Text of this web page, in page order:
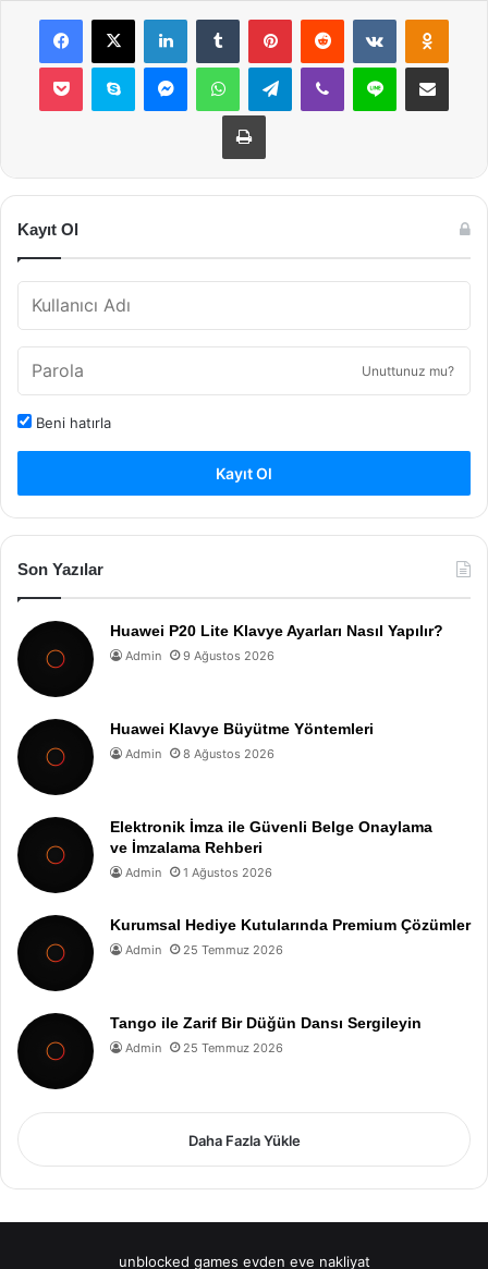
Facebook
X LinkedInTumblr PinterestReddit VKontakte
Pocket Skype MessengerWhatsAppTelegramViber Line E-Posta ile
Yazdır
Kayıt Ol
Unuttunuz mu?
Beni hatırla
Kayıt Ol
Son Yazılar
Huawei P20 Lite Klavye Ayarları Nasıl Yapılır?
Admin 9 Ağustos 2026
Huawei Klavye Büyütme Yöntemleri
Admin 8 Ağustos 2026
Elektronik İmza ile Güvenli Belge Onaylama
ve İmzalama Rehberi
Admin 1 Ağustos 2026
Kurumsal Hediye Kutularında Premium Çözümler
Admin 25 Temmuz 2026
Tango ile Zarif Bir Düğün Dansı Sergileyin
Admin 25 Temmuz 2026
Daha Fazla Yükle
unblocked games evden eve nakliyat